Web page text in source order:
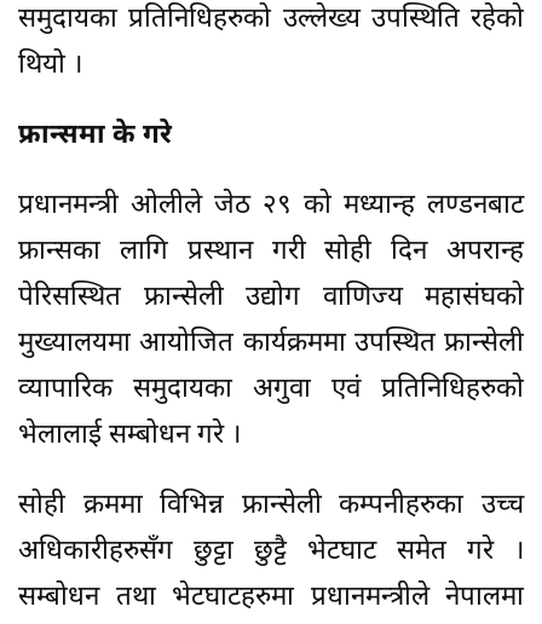
समुदायका प्रतिनिधिहरुको उल्लेख्य उपस्थिति रहेको
थियो ।
फ्रान्समा के गरे
प्रधानमन्त्री ओलीले जेठ २९ को मध्यान्ह लण्डनबाट
फ्रान्सका लागि प्रस्थान गरी सोही दिन अपरान्ह
पेरिसस्थित फ्रान्सेली उद्योग वाणिज्य महासंघको
मुख्यालयमा आयोजित कार्यक्रममा उपस्थित फ्रान्सेली
व्यापारिक समुदायका अगुवा एवं प्रतिनिधिहरुको
भेलालाई सम्बोधन गरे ।
सोही क्रममा विभिन्न फ्रान्सेली कम्पनीहरुका उच्च
अधिकारीहरुसँग छुट्टा छुट्टै भेटघाट समेत गरे ।
सम्बोधन तथा भेटघाटहरुमा प्रधानमन्त्रीले नेपालमा